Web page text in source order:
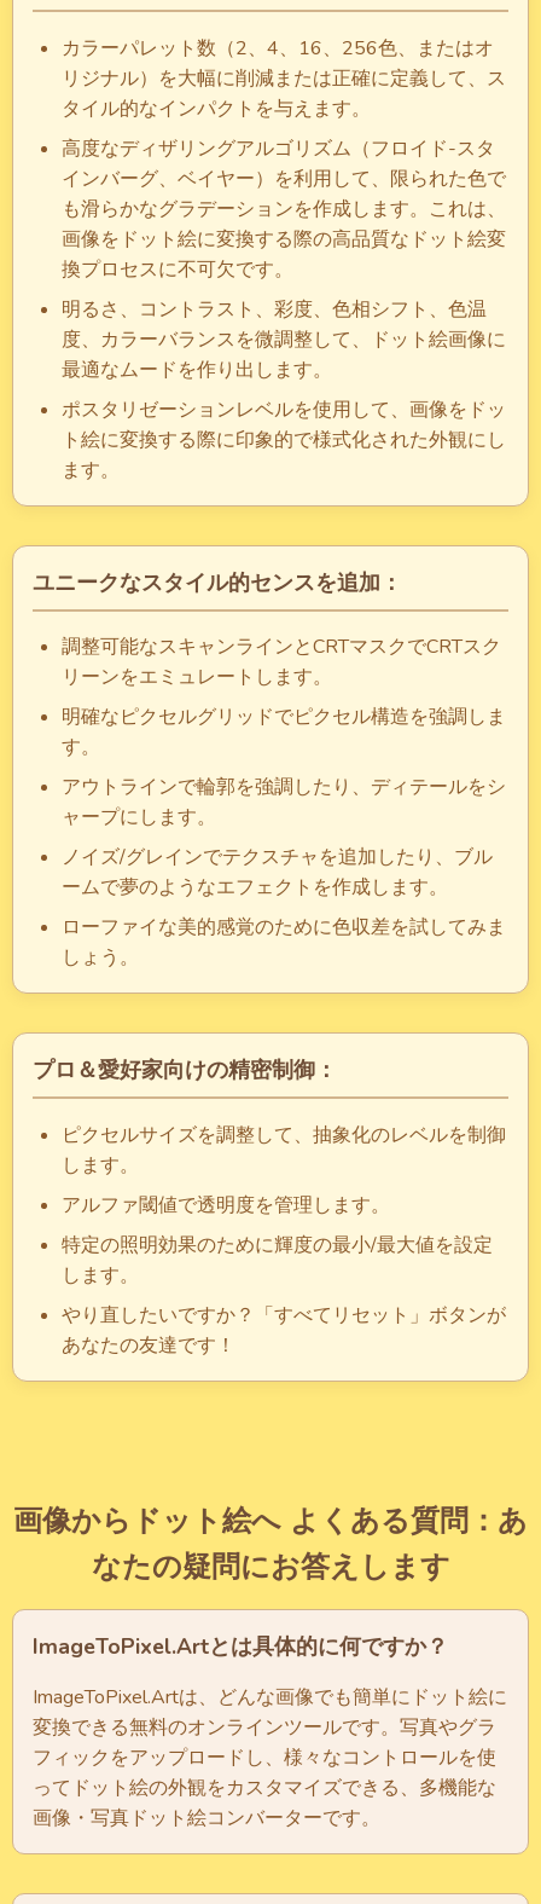
カラーパレット数（2、4、16、256色、またはオ
リジナル）を大幅に削減または正確に定義して、ス
タイル的なインパクトを与えます。
高度なディザリングアルゴリズム（フロイド-スタ
インバーグ、ベイヤー）を利用して、限られた色で
も滑らかなグラデーションを作成します。これは、
画像をドット絵に変換する際の高品質なドット絵変
換プロセスに不可欠です。
明るさ、コントラスト、彩度、色相シフト、色温
度、カラーバランスを微調整して、ドット絵画像に
最適なムードを作り出します。
ポスタリゼーションレベルを使用して、画像をドッ
ト絵に変換する際に印象的で様式化された外観にし
ます。
ユニークなスタイル的センスを追加：
調整可能なスキャンラインとCRTマスクでCRTスク
リーンをエミュレートします。
明確なピクセルグリッドでピクセル構造を強調しま
す。
アウトラインで輪郭を強調したり、ディテールをシ
ャープにします。
ノイズ/グレインでテクスチャを追加したり、ブル
ームで夢のようなエフェクトを作成します。
ローファイな美的感覚のために色収差を試してみま
しょう。
プロ＆愛好家向けの精密制御：
ピクセルサイズを調整して、抽象化のレベルを制御
します。
アルファ閾値で透明度を管理します。
特定の照明効果のために輝度の最小/最大値を設定
します。
やり直したいですか？「すべてリセット」ボタンが
あなたの友達です！
画像からドット絵へ よくある質問：あ
なたの疑問にお答えします
ImageToPixel.Artとは具体的に何ですか？
ImageToPixel.Artは、どんな画像でも簡単にドット絵に
変換できる無料のオンラインツールです。写真やグラ
フィックをアップロードし、様々なコントロールを使
ってドット絵の外観をカスタマイズできる、多機能な
画像・写真ドット絵コンバーターです。